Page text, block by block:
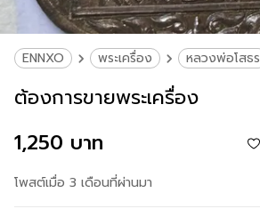
ENNXO พระเครื่อง หลวงพ่อโสธร
ต้องการขายพระเครื่อง
1,250 บาท
โพสต์เมื่อ 3 เดือนที่ผ่านมา